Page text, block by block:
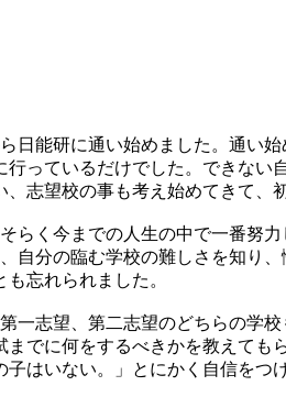
日能研に通い始めました。通い
行っているだけでした。できな
志望校の事も考え始めてきて、
らく今までの人生の中で一番努
自分の臨む学校の難しさを知り
忘れられました。
一志望、第二志望のどちらの学
までに何をするべきかを教えて
子はいない。」とにかく自信を